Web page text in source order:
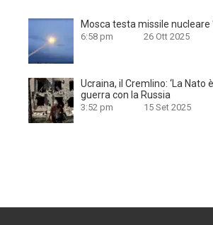
Mosca testa missile nucleare
6:58 pm 26 Ott 2025
Ucraina, il Cremlino: ‘La Nato
guerra con la Russia
3:52 pm 15 Set 2025